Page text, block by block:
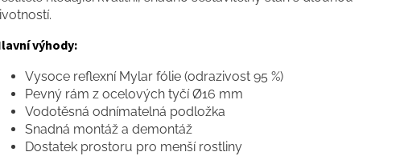
výhody:
Vysoce reflexní Mylar fólie (odrazivost 95 %)
Pevný rám z ocelových tyčí Ø16 mm
Vodotěsná odnímatelná podložka
Snadná montáž a demontáž
Dostatek prostoru pro menší rostliny